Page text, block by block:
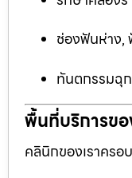
ช่องฟันห่าง,
ทันตกรรมฉุ
พื้นที่บริการขอ
คลินิกของเราคร